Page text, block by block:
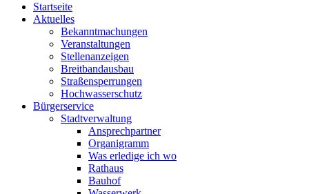
Startseite
Aktuelles
Bekanntmachungen
Veranstaltungen
Stellenanzeigen
Breitbandausbau
Straßensperrungen
Hochwasserschutz
Bürgerservice
Stadtverwaltung
Ansprechpartner
Organigramm
Was erledige ich wo
Rathaus
Bauhof